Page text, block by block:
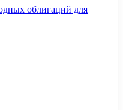
облигаций для